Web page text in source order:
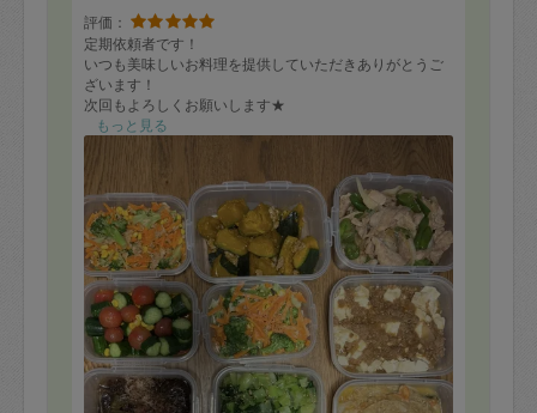
評価：
定期依頼者です！
いつも美味しいお料理を提供していただきありがとうご
ざいます！
次回もよろしくお願いします★
もっと見る